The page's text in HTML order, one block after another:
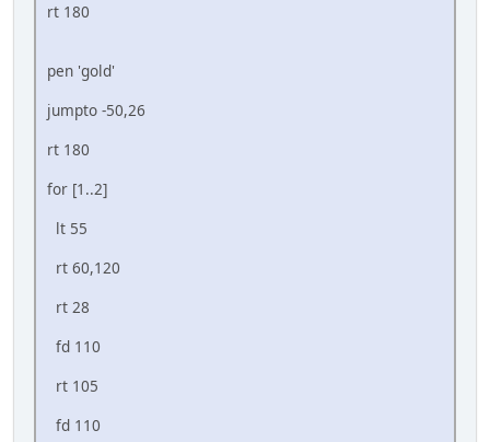
rt 180
pen 'gold'
jumpto -50,26
rt 180
for [1..2]
lt 55
rt 60,120
rt 28
fd 110
rt 105
fd 110